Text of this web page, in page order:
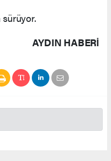
AYDIN HABERİ